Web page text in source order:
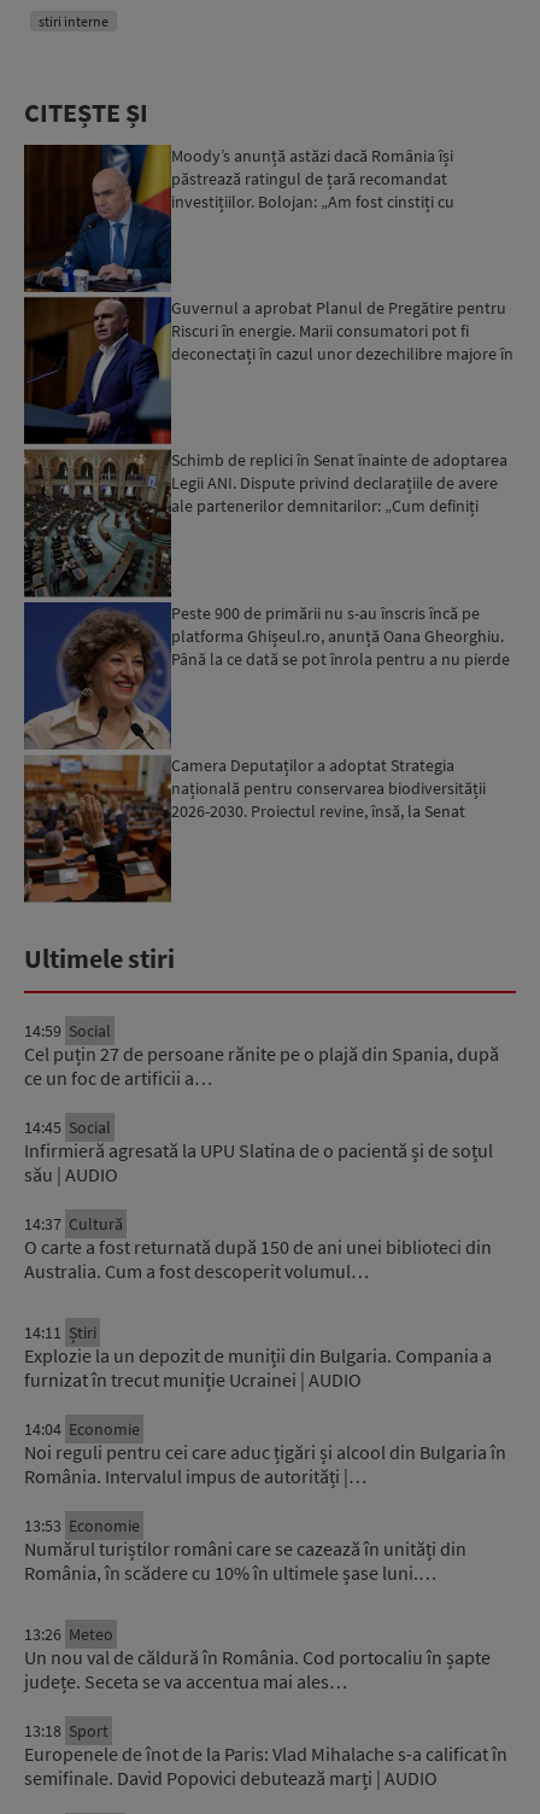
stiri interne
CITEȘTE ȘI
Moody’s anunță astăzi dacă România își
păstrează ratingul de țară recomandat
investițiilor. Bolojan: „Am fost cinstiți cu
Guvernul a aprobat Planul de Pregătire pentru
Riscuri în energie. Marii consumatori pot fi
deconectați în cazul unor dezechilibre majore în
Schimb de replici în Senat înainte de adoptarea
Legii ANI. Dispute privind declarațiile de avere
ale partenerilor demnitarilor: „Cum definiți
Peste 900 de primării nu s-au înscris încă pe
platforma Ghișeul.ro, anunță Oana Gheorghiu.
Până la ce dată se pot înrola pentru a nu pierde
Camera Deputaților a adoptat Strategia
națională pentru conservarea biodiversității
2026-2030. Proiectul revine, însă, la Senat
Ultimele stiri
14:59 Social
Cel puțin 27 de persoane rănite pe o plajă din Spania, după
ce un foc de artificii a…
14:45 Social
Infirmieră agresată la UPU Slatina de o pacientă și de soțul
său | AUDIO
14:37 Cultură
O carte a fost returnată după 150 de ani unei biblioteci din
Australia. Cum a fost descoperit volumul…
14:11 Știri
Explozie la un depozit de muniții din Bulgaria. Compania a
furnizat în trecut muniție Ucrainei | AUDIO
14:04 Economie
Noi reguli pentru cei care aduc țigări și alcool din Bulgaria în
România. Intervalul impus de autorități |…
13:53 Economie
Numărul turiștilor români care se cazează în unități din
România, în scădere cu 10% în ultimele șase luni.…
13:26 Meteo
Un nou val de căldură în România. Cod portocaliu în șapte
județe. Seceta se va accentua mai ales…
13:18 Sport
Europenele de înot de la Paris: Vlad Mihalache s-a calificat în
semifinale. David Popovici debutează marți | AUDIO